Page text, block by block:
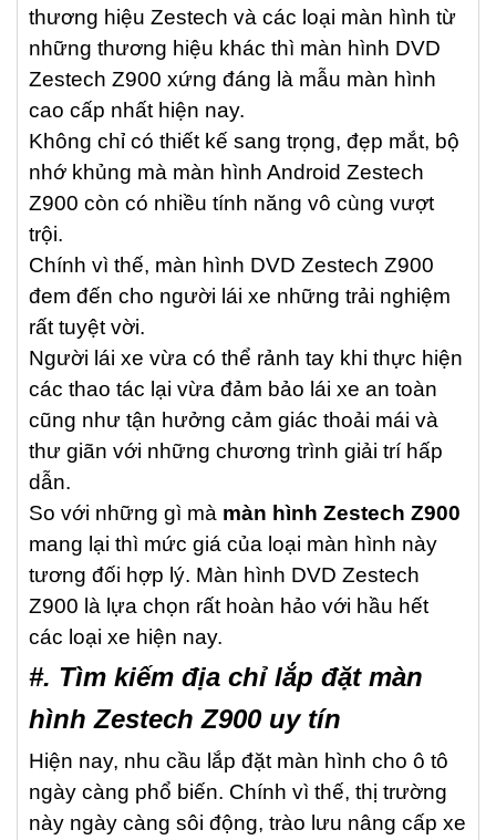
thương hiệu Zestech và các loại màn hình từ
những thương hiệu khác thì màn hình DVD
Zestech Z900 xứng đáng là mẫu màn hình
cao cấp nhất hiện nay.
Không chỉ có thiết kế sang trọng, đẹp mắt, bộ
nhớ khủng mà màn hình Android Zestech
Z900 còn có nhiều tính năng vô cùng vượt
trội.
Chính vì thế, màn hình DVD Zestech Z900
đem đến cho người lái xe những trải nghiệm
rất tuyệt vời.
Người lái xe vừa có thể rảnh tay khi thực hiện
các thao tác lại vừa đảm bảo lái xe an toàn
cũng như tận hưởng cảm giác thoải mái và
thư giãn với những chương trình giải trí hấp
dẫn.
So với những gì mà màn hình Zestech Z900
mang lại thì mức giá của loại màn hình này
tương đối hợp lý. Màn hình DVD Zestech
Z900 là lựa chọn rất hoàn hảo với hầu hết
các loại xe hiện nay.
#. Tìm kiếm địa chỉ lắp đặt màn
hình Zestech Z900 uy tín
Hiện nay, nhu cầu lắp đặt màn hình cho ô tô
ngày càng phổ biến. Chính vì thế, thị trường
này ngày càng sôi động, trào lưu nâng cấp xe